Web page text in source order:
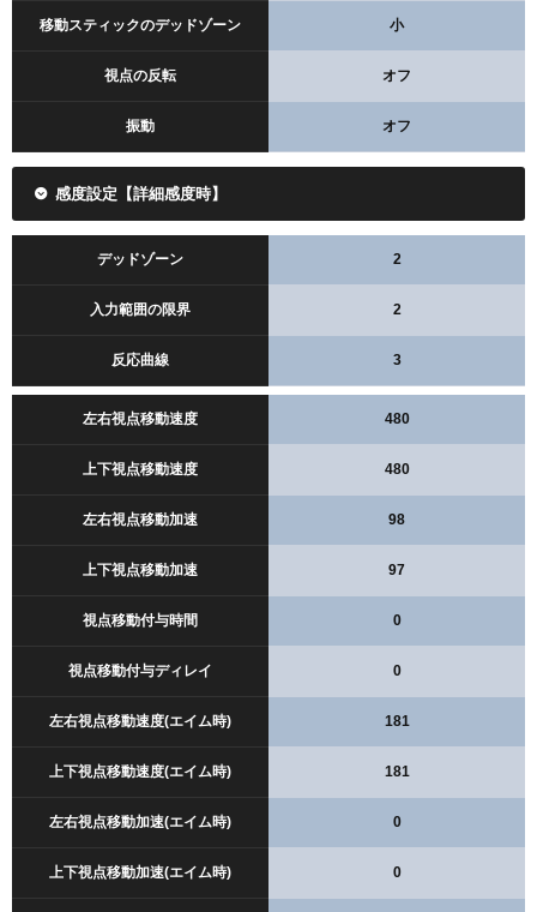
移動スティックのデッドゾーン 小
視点の反転 オフ
振動 オフ
感度設定【詳細感度時】
デッドゾーン 2
入力範囲の限界 2
反応曲線 3
左右視点移動速度 480
上下視点移動速度 480
左右視点移動加速 98
上下視点移動加速 97
視点移動付与時間 0
視点移動付与ディレイ 0
左右視点移動速度(エイム時) 181
上下視点移動速度(エイム時) 181
左右視点移動加速(エイム時) 0
上下視点移動加速(エイム時) 0